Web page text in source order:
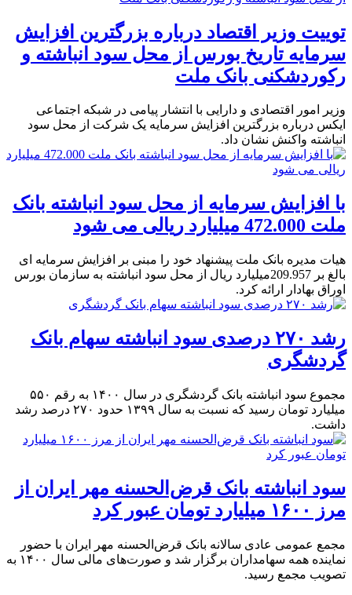
توییت وزیر اقتصاد درباره بزرگترین افزایش
سرمایه تاریخ بورس از محل سود انباشته و
رکوردشکنی بانک ملت
وزیر امور اقتصادی و دارایی با انتشار پیامی در شبکه اجتماعی
ایکس درباره بزرگترین افزایش سرمایه یک شرکت از محل سود
انباشته واکنش نشان داد.
با افزایش سرمایه از محل سود انباشته بانک
ملت 472.000 میلیارد ریالی می شود
هیات مدیره بانک ملت پیشنهاد خود را مبنی بر افزایش سرمایه ای
بالغ بر 209.957میلیارد ریال از محل سود انباشته به سازمان بورس
اوراق بهادار ارائه کرد.
رشد ۲۷۰ درصدی سود انباشته سهام بانک
گردشگری
مجموع سود انباشته بانک گردشگری در سال ۱۴۰۰ به رقم ۵۵۰
میلیارد تومان رسید که نسبت به سال ۱۳۹۹ حدود ۲۷۰ درصد رشد
داشت.
سود انباشته بانک قرض‌الحسنه مهر ایران از
مرز ۱۶۰۰ میلیارد تومان عبور کرد
مجمع عمومی عادی سالانه بانک قرض‌الحسنه مهر ایران با حضور
نماینده همه سهامداران برگزار شد و صورت‌های مالی سال ۱۴۰۰ به
تصویب مجمع رسید.